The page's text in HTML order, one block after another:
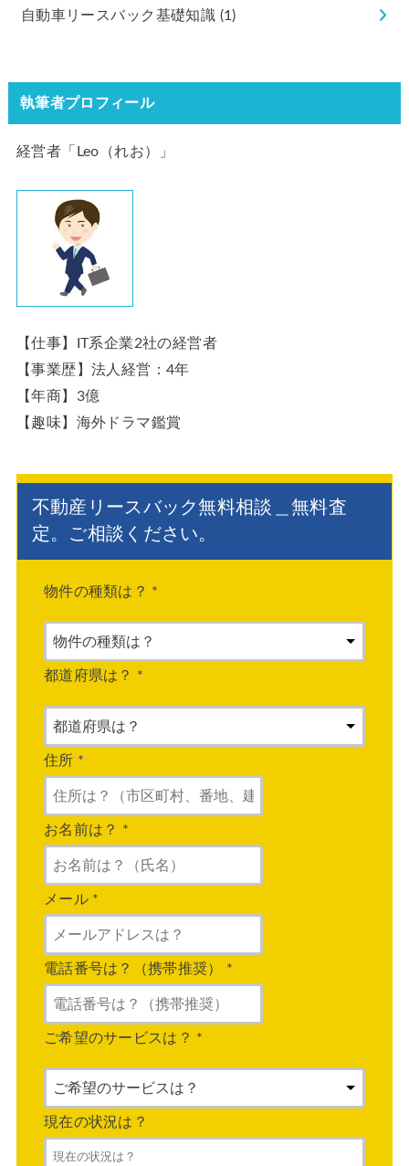
自動車リースバック基礎知識 (1)
執筆者プロフィール
経営者「Leo（れお）」
【仕事】IT系企業2社の経営者
【事業歴】法人経営：4年
【年商】3億
【趣味】海外ドラマ鑑賞
不動産リースバック無料相談＿無料査
定。ご相談ください。
物件の種類は？ *
都道府県は？ *
住所 *
お名前は？ *
メール *
電話番号は？（携帯推奨） *
ご希望のサービスは？ *
現在の状況は？